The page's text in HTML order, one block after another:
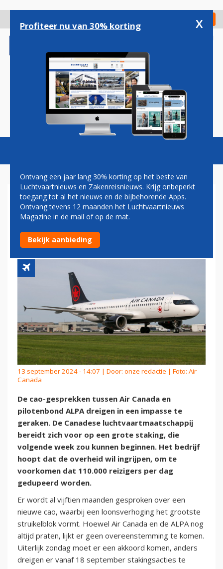
gaan
Check in
Magazine Podcasts Vacatures
AIR CANADA WAARSCHUWT
VOOR GEVOLGEN VAN
DREIGENDE PILOTENSTAKING
13 september 2024 - 14:07 | Door: onze redactie | Foto: Air
Canada
De cao-gesprekken tussen Air Canada en
pilotenbond ALPA dreigen in een impasse te
geraken. De Canadese luchtvaartmaatschappij
bereidt zich voor op een grote staking, die
volgende week zou kunnen beginnen. Het bedrijf
hoopt dat de overheid wil ingrijpen, om te
voorkomen dat 110.000 reizigers per dag
gedupeerd worden.
Er wordt al vijftien maanden gesproken over een
nieuwe cao, waarbij een loonsverhoging het grootste
struikelblok vormt. Hoewel Air Canada en de ALPA nog
altijd praten, lijkt er geen overeenstemming te komen.
Uiterlijk zondag moet er een akkoord komen, anders
dreigen er vanaf 18 september stakingsacties te
Profiteer nu van 30% korting x
Ontvang een jaar lang 30% korting op het beste van
Luchtvaartnieuws en Zakenreisnieuws. Krijg onbeperkt
toegang tot al het nieuws en de bijbehorende Apps.
Ontvang tevens 12 maanden het Luchtvaartnieuws
Magazine in de mail of op de mat.
Bekijk aanbieding